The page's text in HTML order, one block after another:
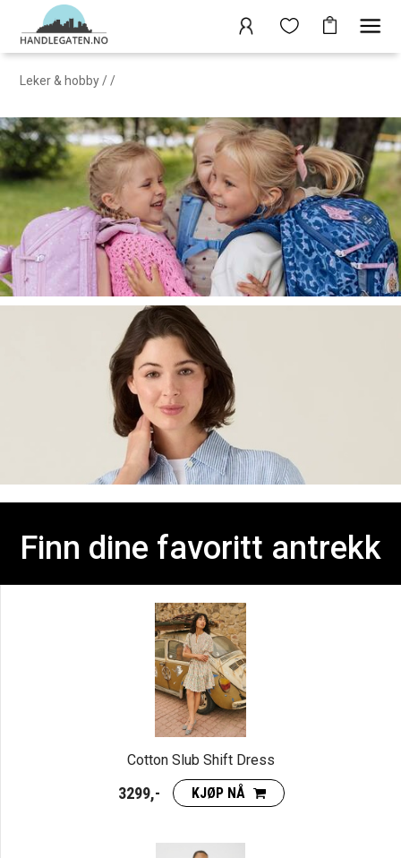
Leker & hobby / /
Finn dine favoritt antrekk
Cotton Slub Shift Dress
3299,- KJØP NÅ